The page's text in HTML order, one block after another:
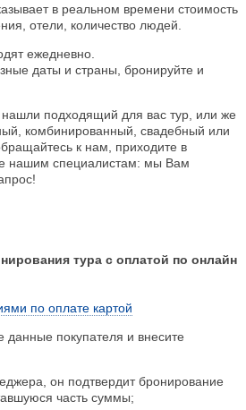
в реальном времени стоимость
отели, количество людей.
ежедневно.
даты и страны, бронируйте и
нашли подходящий для вас тур, или же
комбинированный, свадебный или
к нам, приходите в
нашим специалистам: мы Вам
тура с оплатой по онлайн
по оплате картой
данные покупателя и внесите
он подтвердит бронирование
часть суммы;